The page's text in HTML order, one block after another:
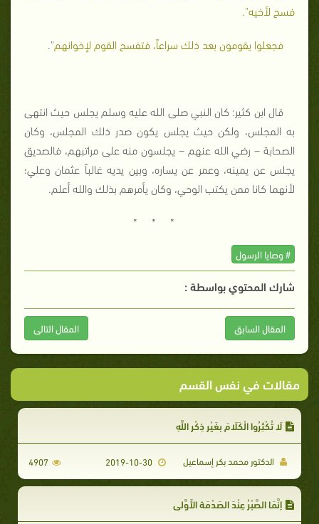
فسح لأخيه".
فجعلوا يقومون بعد ذلك سراعاً، فتفسح القوم لإخوانهم".
قال ابن كثير: كان النبي صلى الله عليه وسلم يجلس حيث انتهى
به المجلس، ولكن حيث يجلس يكون صدر ذلك المجلس، وكان
الصحابة – رضي الله عنهم – يجلسون منه على مراتبهم، فالصديق
يجلس عن يمينه، وعمر عن يساره، وبين يديه غالباً عثمان وعلي؛
لأنهما كانا ممن يكتب الوحي، وكان يأمرهم بذلك والله أعلم.
* * *
# وصايا الرسول
شارك المحتوي بواسطة :
المقال السابق المقال التالى
مقالات في نفس القسم
لَا تُكْثِرُوا الْكَلَامَ بِغَيْرِ ذِكْرِ اللَّهِ
الدكتور محمد بكر إسماعيل 4907
إِنَّمَا الصَّبْرُ عِنْدَ الصَدْمَة الأَوَّلى